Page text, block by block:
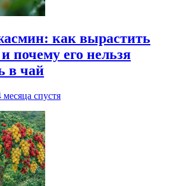
как вырастить
почему его нельзя
в чай
месяца спустя